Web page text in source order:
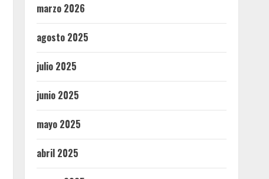
marzo 2026
agosto 2025
julio 2025
junio 2025
mayo 2025
abril 2025